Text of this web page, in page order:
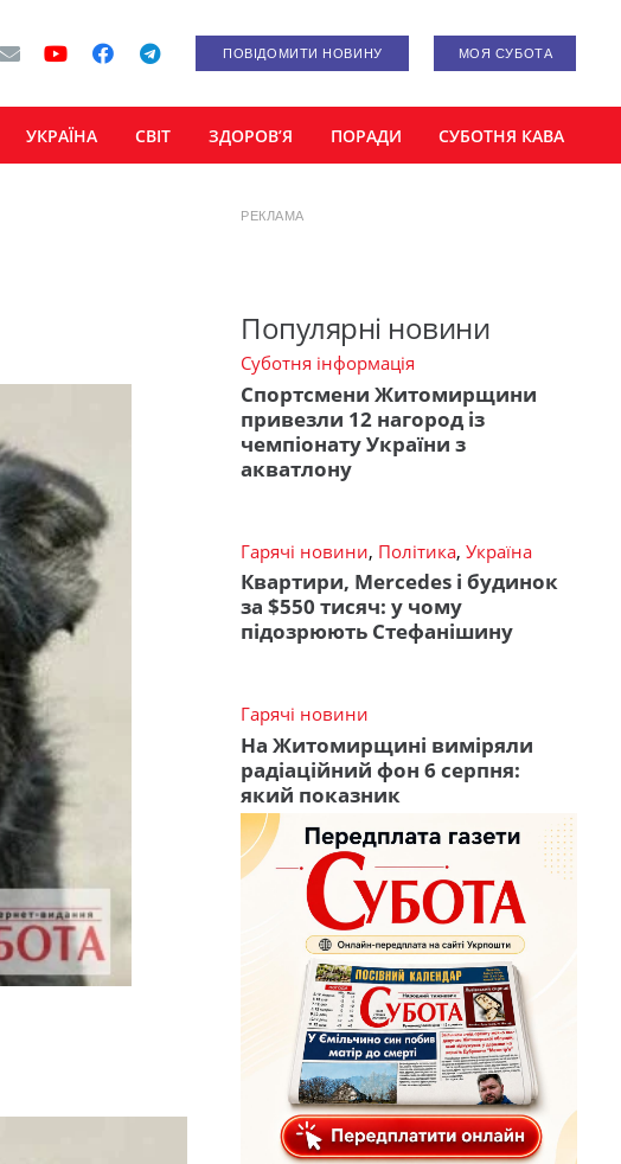
ПОВІДОМИТИ НОВИНУ МОЯ СУБОТА
УКРАЇНА СВІТ ЗДОРОВ’Я ПОРАДИ СУБОТНЯ КАВА
РЕКЛАМА
Популярні новини
Суботня інформація
Спортсмени Житомирщини
привезли 12 нагород із
чемпіонату України з
акватлону
Гарячі новини, Політика, Україна
Квартири, Mercedes і будинок
за $550 тисяч: у чому
підозрюють Стефанішину
Гарячі новини
На Житомирщині виміряли
радіаційний фон 6 серпня:
який показник